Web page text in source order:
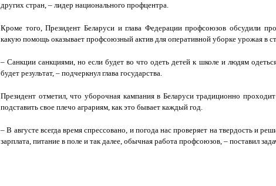
других стран, – лидер национального профцентра.
Кроме того, Президент Беларуси и глава Федерации профсоюзов обсудили
какую помощь оказывает профсоюзный актив для оперативной уборке урожая в
– Санкции санкциями, но если будет во что одеть детей к школе и людям
будет результат, – подчеркнул глава государства.
Президент отметил, что уборочная кампания в Беларуси традиционно
подставить свое плечо аграриям, как это бывает каждый год.
– В августе всегда время спрессовано, и погода нас проверяет на твердость и
зарплата, питание в поле и так далее, обычная работа профсоюзов, – поставил